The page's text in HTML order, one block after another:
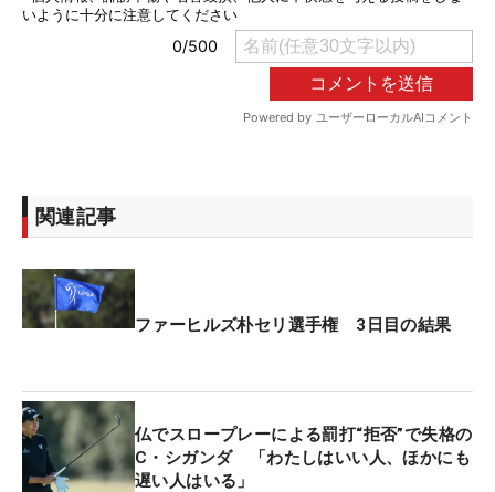
関連記事
ファーヒルズ朴セリ選手権 3日目の結果
仏でスロープレーによる罰打“拒否”で失格の
C・シガンダ 「わたしはいい人、ほかにも
遅い人はいる」